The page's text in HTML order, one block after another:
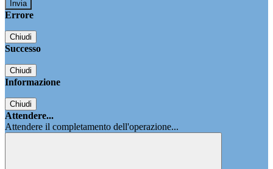
Errore
Chiudi
Successo
Chiudi
Informazione
Chiudi
Attendere...
Attendere il completamento dell'operazione...